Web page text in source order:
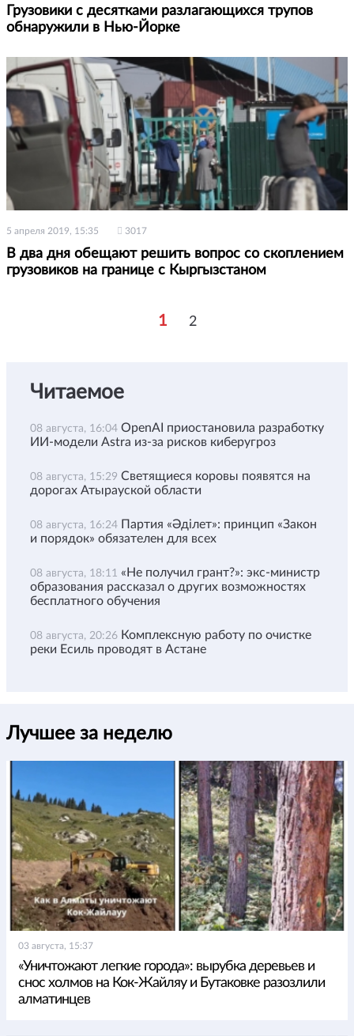
Грузовики с десятками разлагающихся трупов
обнаружили в Нью-Йорке
5 апреля 2019, 15:35 3017
В два дня обещают решить вопрос со скоплением
грузовиков на границе с Кыргызстаном
1 2
Читаемое
08 августа, 16:04 OpenAI приостановила разработку
ИИ-модели Astra из-за рисков киберугроз
08 августа, 15:29 Светящиеся коровы появятся на
дорогах Атырауской области
08 августа, 16:24 Партия «Әділет»: принцип «Закон
и порядок» обязателен для всех
08 августа, 18:11 «Не получил грант?»: экс-министр
образования рассказал о других возможностях
бесплатного обучения
08 августа, 20:26 Комплексную работу по очистке
реки Есиль проводят в Астане
Лучшее за неделю
03 августа, 15:37
«Уничтожают легкие города»: вырубка деревьев и
снос холмов на Кок-Жайляу и Бутаковке разозлили
алматинцев